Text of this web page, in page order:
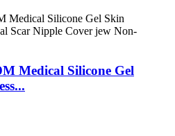
Medical Silicone Gel